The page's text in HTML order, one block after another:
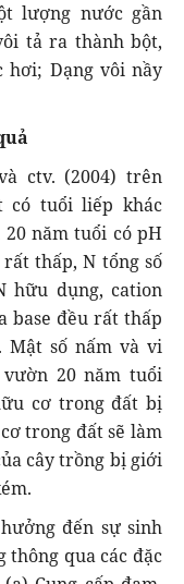
lượng nước gần
tả ra thành bột,
hơi; Dạng vôi nầy
ctv. (2004) trên
có tuổi liếp khác
năm tuổi có pH
thấp, N tổng số
hữu dụng, cation
base đều rất thấp
Mật số nấm và vi
20 năm tuổi
cơ trong đất bị
trong đất sẽ làm
cây trồng bị giới
đến sự sinh
thông qua các đặc